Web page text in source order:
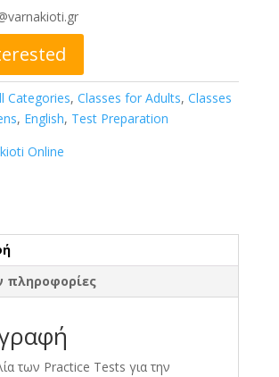
Categories, Classes for Adults, Classes
, English, Test Preparation
Online
πληροφορίες
των Practice Tests για την